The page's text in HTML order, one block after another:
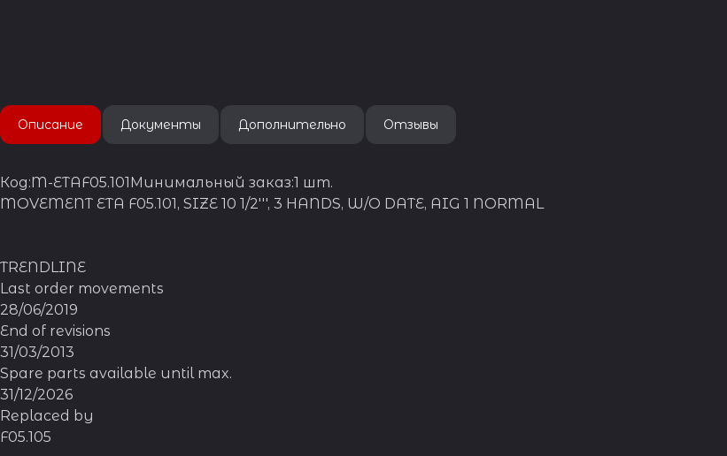
часов, компания решила
Описание Документы Дополнительно Отзывы
Код:M-ETAF05.101Минимальный заказ:1 шт.
MOVEMENT ETA F05.101, SIZE 10 1/2''', 3 HANDS, W/O DATE, AIG 1 NORMAL
TRENDLINE
Last order movements
28/06/2019
End of revisions
31/03/2013
Spare parts available until max.
31/12/2026
Replaced by
F05.105